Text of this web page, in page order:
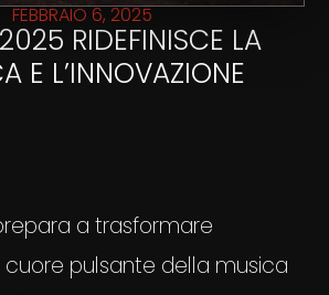
FEBBRAIO 6, 2025
RIDEFINISCE LA
E L’INNOVAZIONE
a trasformare
pulsante della musica